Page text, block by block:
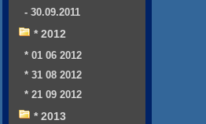
- 30.09.2011
* 2012
* 01 06 2012
* 31 08 2012
* 21 09 2012
* 2013